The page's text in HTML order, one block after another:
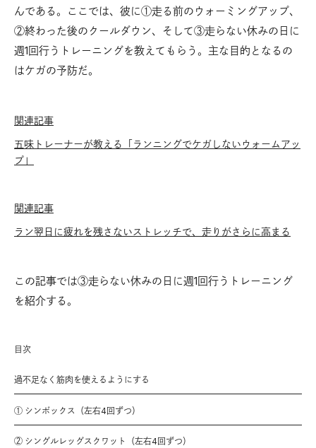
んである。ここでは、彼に①走る前のウォーミングアップ、
②終わった後のクールダウン、そして③走らない休みの日に
週1回行うトレーニングを教えてもらう。主な目的となるの
はケガの予防だ。
関連記事
五味トレーナーが教える「ランニングでケガしないウォームアッ
プ」
関連記事
ラン翌日に疲れを残さないストレッチで、走りがさらに高まる
この記事では③走らない休みの日に週1回行うトレーニング
を紹介する。
目次
過不足なく筋肉を使えるようにする
① シンボックス（左右4回ずつ）
② シングルレッグスクワット（左右4回ずつ）